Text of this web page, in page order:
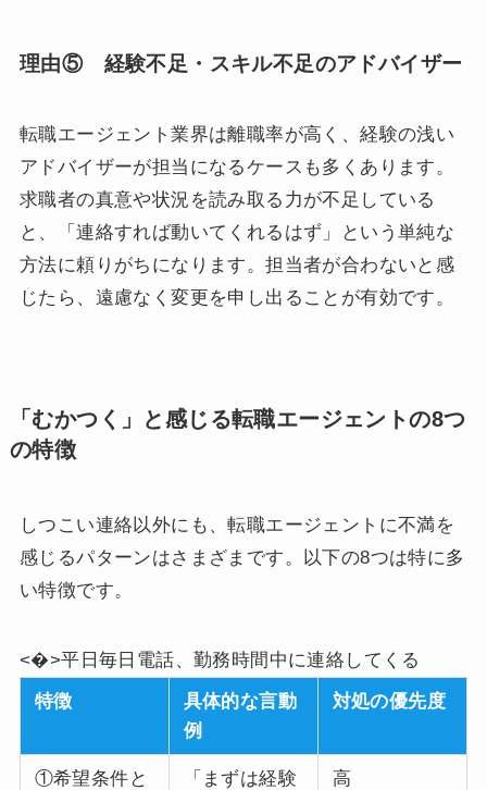
理由⑤ 経験不足・スキル不足のアドバイザー
転職エージェント業界は離職率が高く、経験の浅い
アドバイザーが担当になるケースも多くあります。
求職者の真意や状況を読み取る力が不足している
と、「連絡すれば動いてくれるはず」という単純な
方法に頼りがちになります。担当者が合わないと感
じたら、遠慮なく変更を申し出ることが有効です。
「むかつく」と感じる転職エージェントの8つ
の特徴
しつこい連絡以外にも、転職エージェントに不満を
感じるパターンはさまざまです。以下の8つは特に多
い特徴です。
<�>平日毎日電話、勤務時間中に連絡してくる
特徴
具体的な言動
例
対処の優先度
①希望条件と
「まずは経験
高